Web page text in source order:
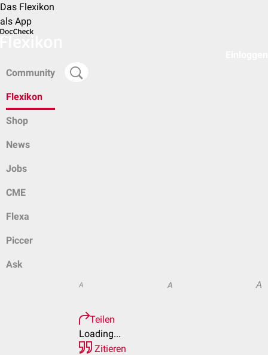
Das Flexikon
als App
Community
Flexikon
Shop
News
Jobs
CME
Flexa
Piccer
Ask
A A A
Teilen
Loading...
Zitieren